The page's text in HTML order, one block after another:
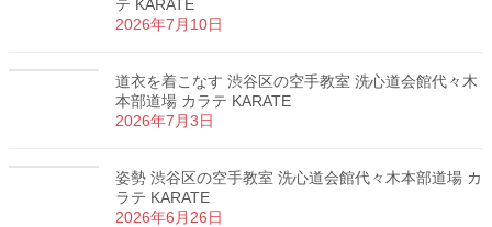
テ KARATE
2026年7月10日
道衣を着こなす 渋谷区の空手教室 洗心道会館代々木
本部道場 カラテ KARATE
2026年7月3日
姿勢 渋谷区の空手教室 洗心道会館代々木本部道場 カ
ラテ KARATE
2026年6月26日